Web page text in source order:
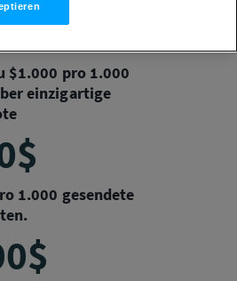
$1.000 pro 1.000
einzigartige
1.000 gesendete